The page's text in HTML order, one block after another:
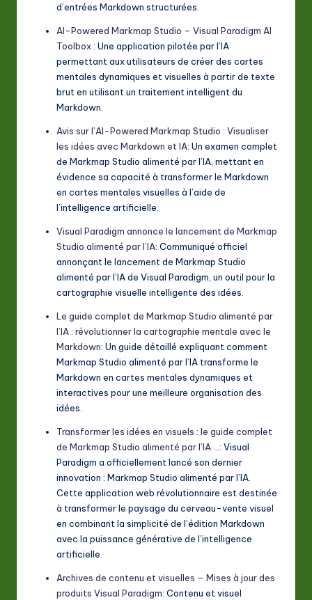
d’entrées Markdown structurées.
AI-Powered Markmap Studio – Visual Paradigm AI
Toolbox : Une application pilotée par l’IA
permettant aux utilisateurs de créer des cartes
mentales dynamiques et visuelles à partir de texte
brut en utilisant un traitement intelligent du
Markdown.
Avis sur l’AI-Powered Markmap Studio : Visualiser
les idées avec Markdown et IA: Un examen complet
de Markmap Studio alimenté par l’IA, mettant en
évidence sa capacité à transformer le Markdown
en cartes mentales visuelles à l’aide de
l’intelligence artificielle.
Visual Paradigm annonce le lancement de Markmap
Studio alimenté par l’IA: Communiqué officiel
annonçant le lancement de Markmap Studio
alimenté par l’IA de Visual Paradigm, un outil pour la
cartographie visuelle intelligente des idées.
Le guide complet de Markmap Studio alimenté par
l’IA : révolutionner la cartographie mentale avec le
Markdown: Un guide détaillé expliquant comment
Markmap Studio alimenté par l’IA transforme le
Markdown en cartes mentales dynamiques et
interactives pour une meilleure organisation des
idées.
Transformer les idées en visuels : le guide complet
de Markmap Studio alimenté par l’IA … : Visual
Paradigm a officiellement lancé son dernier
innovation : Markmap Studio alimenté par l’IA.
Cette application web révolutionnaire est destinée
à transformer le paysage du cerveau-vente visuel
en combinant la simplicité de l’édition Markdown
avec la puissance générative de l’intelligence
artificielle.
Archives de contenu et visuelles – Mises à jour des
produits Visual Paradigm: Contenu et visuel